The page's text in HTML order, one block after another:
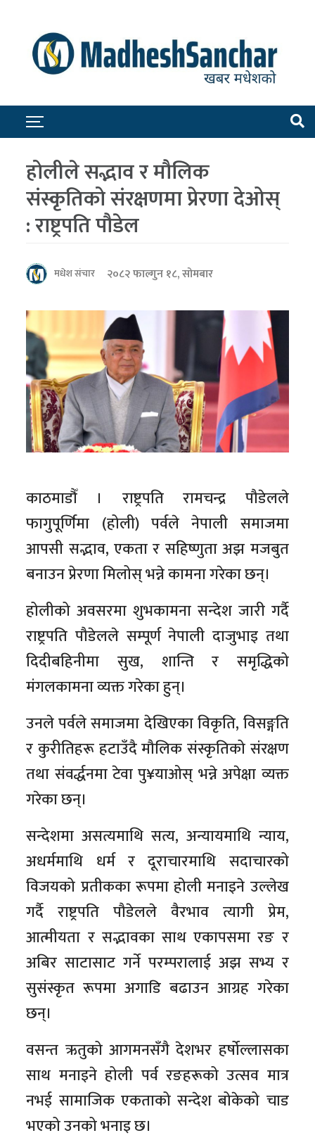
होलीले सद्भाव र मौलिक
संस्कृतिको संरक्षणमा प्रेरणा देओस्
: राष्ट्रपति पौडेल
मधेश संचार २०८२ फाल्गुन १८, सोमबार
काठमाडौँ । राष्ट्रपति रामचन्द्र पौडेलले
फागुपूर्णिमा (होली) पर्वले नेपाली समाजमा
आपसी सद्भाव, एकता र सहिष्णुता अझ मजबुत
बनाउन प्रेरणा मिलोस् भन्ने कामना गरेका छन्।
होलीको अवसरमा शुभकामना सन्देश जारी गर्दै
राष्ट्रपति पौडेलले सम्पूर्ण नेपाली दाजुभाइ तथा
दिदीबहिनीमा सुख, शान्ति र समृद्धिको
मंगलकामना व्यक्त गरेका हुन्।
उनले पर्वले समाजमा देखिएका विकृति, विसङ्गति
र कुरीतिहरू हटाउँदै मौलिक संस्कृतिको संरक्षण
तथा संवर्द्धनमा टेवा पु¥याओस् भन्ने अपेक्षा व्यक्त
गरेका छन्।
सन्देशमा असत्यमाथि सत्य, अन्यायमाथि न्याय,
अधर्ममाथि धर्म र दूराचारमाथि सदाचारको
विजयको प्रतीकका रूपमा होली मनाइने उल्लेख
गर्दै राष्ट्रपति पौडेलले वैरभाव त्यागी प्रेम,
आत्मीयता र सद्भावका साथ एकापसमा रङ र
अबिर साटासाट गर्ने परम्परालाई अझ सभ्य र
सुसंस्कृत रूपमा अगाडि बढाउन आग्रह गरेका
छन्।
वसन्त ऋतुको आगमनसँगै देशभर हर्षोल्लासका
साथ मनाइने होली पर्व रङहरूको उत्सव मात्र
नभई सामाजिक एकताको सन्देश बोकेको चाड
भएको उनको भनाइ छ।